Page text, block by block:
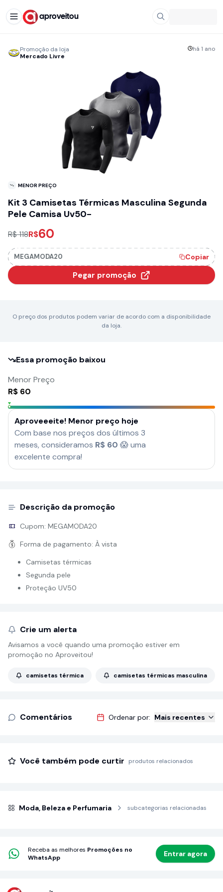
aproveitou
Promoção da loja
Mercado Livre
há 1 ano
MENOR PREÇO
Kit 3 Camisetas Térmicas Masculina Segunda
Pele Camisa Uv50-
R$ 118R$60
MEGAMODA20 Copiar
Pegar promoção
O preço dos produtos podem variar de acordo com a disponibilidade
da loja.
Essa promoção baixou
Menor Preço
R$ 60
Aproveeeite! Menor preço hoje
Com base nos preços dos últimos 3
meses, consideramos R$ 60 😱 uma
excelente compra!
Descrição da promoção
Cupom: MEGAMODA20
Forma de pagamento: À vista
Camisetas térmicas
Segunda pele
Proteção UV50
Crie um alerta
Avisamos a você quando uma promoção estiver em
promoção no Aproveitou!
camisetas térmica camisetas térmicas masculina
Comentários Ordenar por: Mais recentes
Você também pode curtir produtos relacionados
Moda, Beleza e Perfumaria subcategorias relacionadas
Receba as melhores Promoções no
WhatsApp
Entrar agora